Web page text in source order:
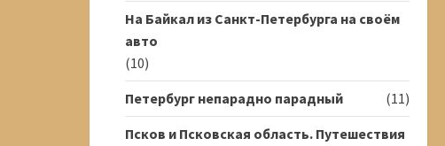
На Байкал из Санкт-Петербурга на своём
авто
(10)
Петербург непарадно парадный
(11)
Псков и Псковская область. Путешествия